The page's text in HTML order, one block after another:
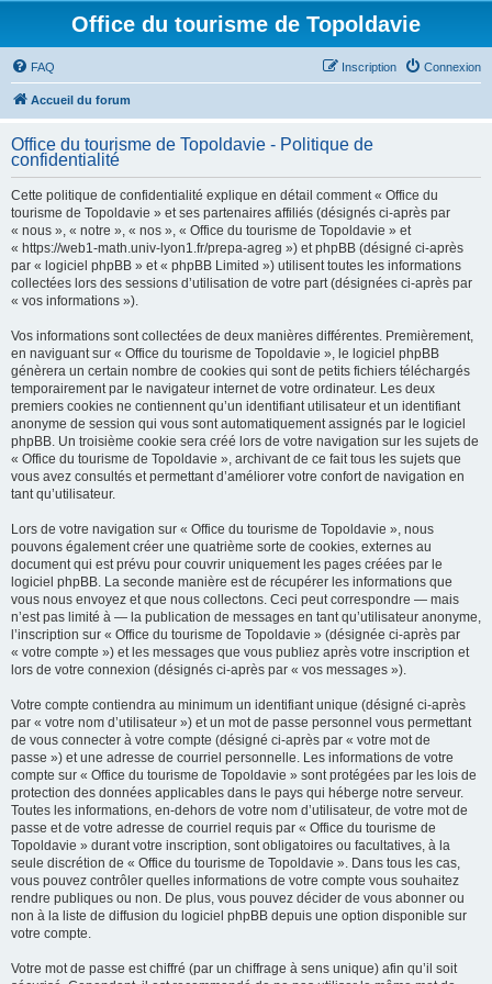
Office du tourisme de Topoldavie
FAQ Connexion
Inscription
Accueil du forum
Office du tourisme de Topoldavie - Politique de
confidentialité
Cette politique de confidentialité explique en détail comment « Office du
tourisme de Topoldavie » et ses partenaires affiliés (désignés ci-après par
« nous », « notre », « nos », « Office du tourisme de Topoldavie » et
« https://web1-math.univ-lyon1.fr/prepa-agreg ») et phpBB (désigné ci-après
par « logiciel phpBB » et « phpBB Limited ») utilisent toutes les informations
collectées lors des sessions d’utilisation de votre part (désignées ci-après par
« vos informations »).
Vos informations sont collectées de deux manières différentes. Premièrement,
en naviguant sur « Office du tourisme de Topoldavie », le logiciel phpBB
génèrera un certain nombre de cookies qui sont de petits fichiers téléchargés
temporairement par le navigateur internet de votre ordinateur. Les deux
premiers cookies ne contiennent qu’un identifiant utilisateur et un identifiant
anonyme de session qui vous sont automatiquement assignés par le logiciel
phpBB. Un troisième cookie sera créé lors de votre navigation sur les sujets de
« Office du tourisme de Topoldavie », archivant de ce fait tous les sujets que
vous avez consultés et permettant d’améliorer votre confort de navigation en
tant qu’utilisateur.
Lors de votre navigation sur « Office du tourisme de Topoldavie », nous
pouvons également créer une quatrième sorte de cookies, externes au
document qui est prévu pour couvrir uniquement les pages créées par le
logiciel phpBB. La seconde manière est de récupérer les informations que
vous nous envoyez et que nous collectons. Ceci peut correspondre — mais
n’est pas limité à — la publication de messages en tant qu’utilisateur anonyme,
l’inscription sur « Office du tourisme de Topoldavie » (désignée ci-après par
« votre compte ») et les messages que vous publiez après votre inscription et
lors de votre connexion (désignés ci-après par « vos messages »).
Votre compte contiendra au minimum un identifiant unique (désigné ci-après
par « votre nom d’utilisateur ») et un mot de passe personnel vous permettant
de vous connecter à votre compte (désigné ci-après par « votre mot de
passe ») et une adresse de courriel personnelle. Les informations de votre
compte sur « Office du tourisme de Topoldavie » sont protégées par les lois de
protection des données applicables dans le pays qui héberge notre serveur.
Toutes les informations, en-dehors de votre nom d’utilisateur, de votre mot de
passe et de votre adresse de courriel requis par « Office du tourisme de
Topoldavie » durant votre inscription, sont obligatoires ou facultatives, à la
seule discrétion de « Office du tourisme de Topoldavie ». Dans tous les cas,
vous pouvez contrôler quelles informations de votre compte vous souhaitez
rendre publiques ou non. De plus, vous pouvez décider de vous abonner ou
non à la liste de diffusion du logiciel phpBB depuis une option disponible sur
votre compte.
Votre mot de passe est chiffré (par un chiffrage à sens unique) afin qu’il soit